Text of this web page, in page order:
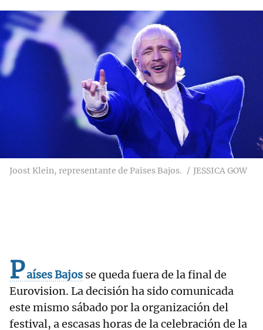
Joost Klein, representante de Paises Bajos. JESSICA GOW
Países Bajos se queda fuera de la final de
Eurovision. La decisión ha sido comunicada
este mismo sábado por la organización del
festival, a escasas horas de la celebración de la